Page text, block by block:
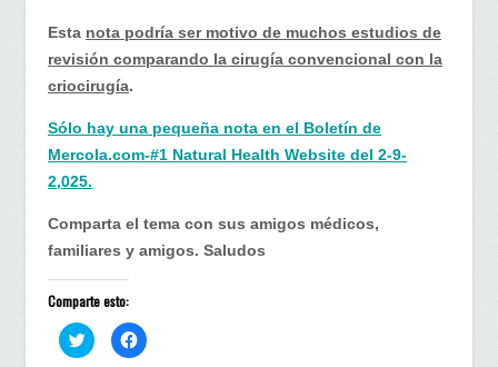
Esta nota podría ser motivo de muchos estudios de
revisión comparando la cirugía convencional con la
criocirugía.
Sólo hay una pequeña nota en el Boletín de
Mercola.com-#1 Natural Health Website del 2-9-
2,025.
Comparta el tema con sus amigos médicos,
familiares y amigos. Saludos
Comparte esto:
H
a
H
a